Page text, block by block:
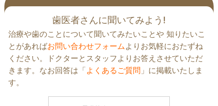
歯医者さんに聞いてみよう!
治療や歯のことについて聞いてみたいことや 知りたいこ
とがあればお問い合わせフォームよりお気軽におたずね
ください。ドクターとスタッフよりお答えさせていただ
きます。なお回答は「よくあるご質問 」に掲載いたしま
す。